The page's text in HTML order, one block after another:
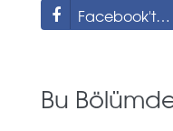
Facebook'ta Paylaş
Bu